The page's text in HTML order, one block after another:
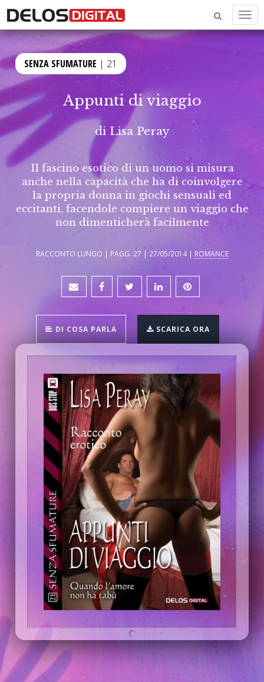
SENZA SFUMATURE | 21
Appunti di viaggio
di Lisa Peray
Il fascino esotico di un uomo si misura
anche nella capacità che ha di coinvolgere
la propria donna in giochi sensuali ed
eccitanti, facendole compiere un viaggio che
non dimenticherà facilmente
RACCONTO LUNGO | PAGG. 27 | 27/05/2014 | ROMANCE
DI COSA PARLA SCARICA ORA